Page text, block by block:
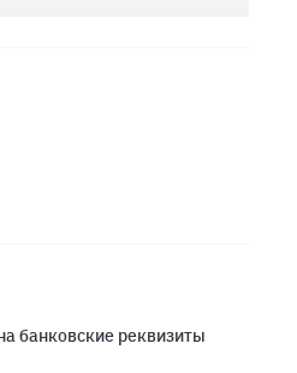
банковские реквизиты